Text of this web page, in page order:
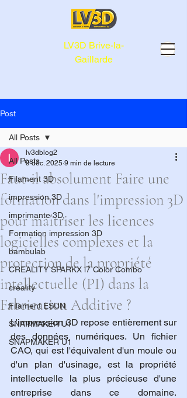
LV3D Brive-la-
Gaillarde
Post
All Posts
Filament 3D
impression 3D
imprimante 3D,
Formation impression 3D
bambulab
CREALITY SPARKX i7 Color Combo
creality
Filament ESUN
SNAPMAKER U1
SNAPMAKER U1
All Posts
Faut-il absolument Faire une
formation dans l'impression 3D
pour maîtriser les licences
logicielles complexes et la
protection de la propriété
intellectuelle (PI) dans la
Fabrication Additive ?
lv3dblog2
9 déc. 2025 9 min de lecture
L'impression 3D repose entièrement sur
des données numériques. Un fichier
CAO, qui est l'équivalent d'un moule ou
d'un plan d'usinage, est la propriété
intellectuelle la plus précieuse d'une
entreprise dans ce domaine.